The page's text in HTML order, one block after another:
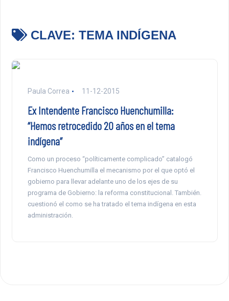
CLAVE: TEMA INDÍGENA
Paula Correa 11-12-2015
Ex Intendente Francisco Huenchumilla:
“Hemos retrocedido 20 años en el tema
indígena”
Como un proceso “políticamente complicado” catalogó
Francisco Huenchumilla el mecanismo por el que optó el
gobierno para llevar adelante uno de los ejes de su
programa de Gobierno: la reforma constitucional. También.
cuestionó el como se ha tratado el tema indígena en esta
administración.